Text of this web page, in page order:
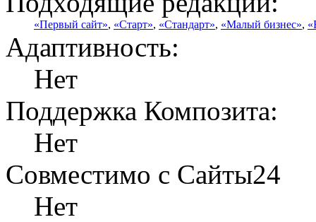
«Первый сайт», «Старт», «Стандарт», «Малый бизнес»,
Адаптивность:
Нет
Поддержка Композита:
Нет
Совместимо с Сайты24
Нет